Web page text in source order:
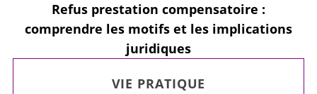
Refus prestation compensatoire :
comprendre les motifs et les implications
juridiques
VIE PRATIQUE